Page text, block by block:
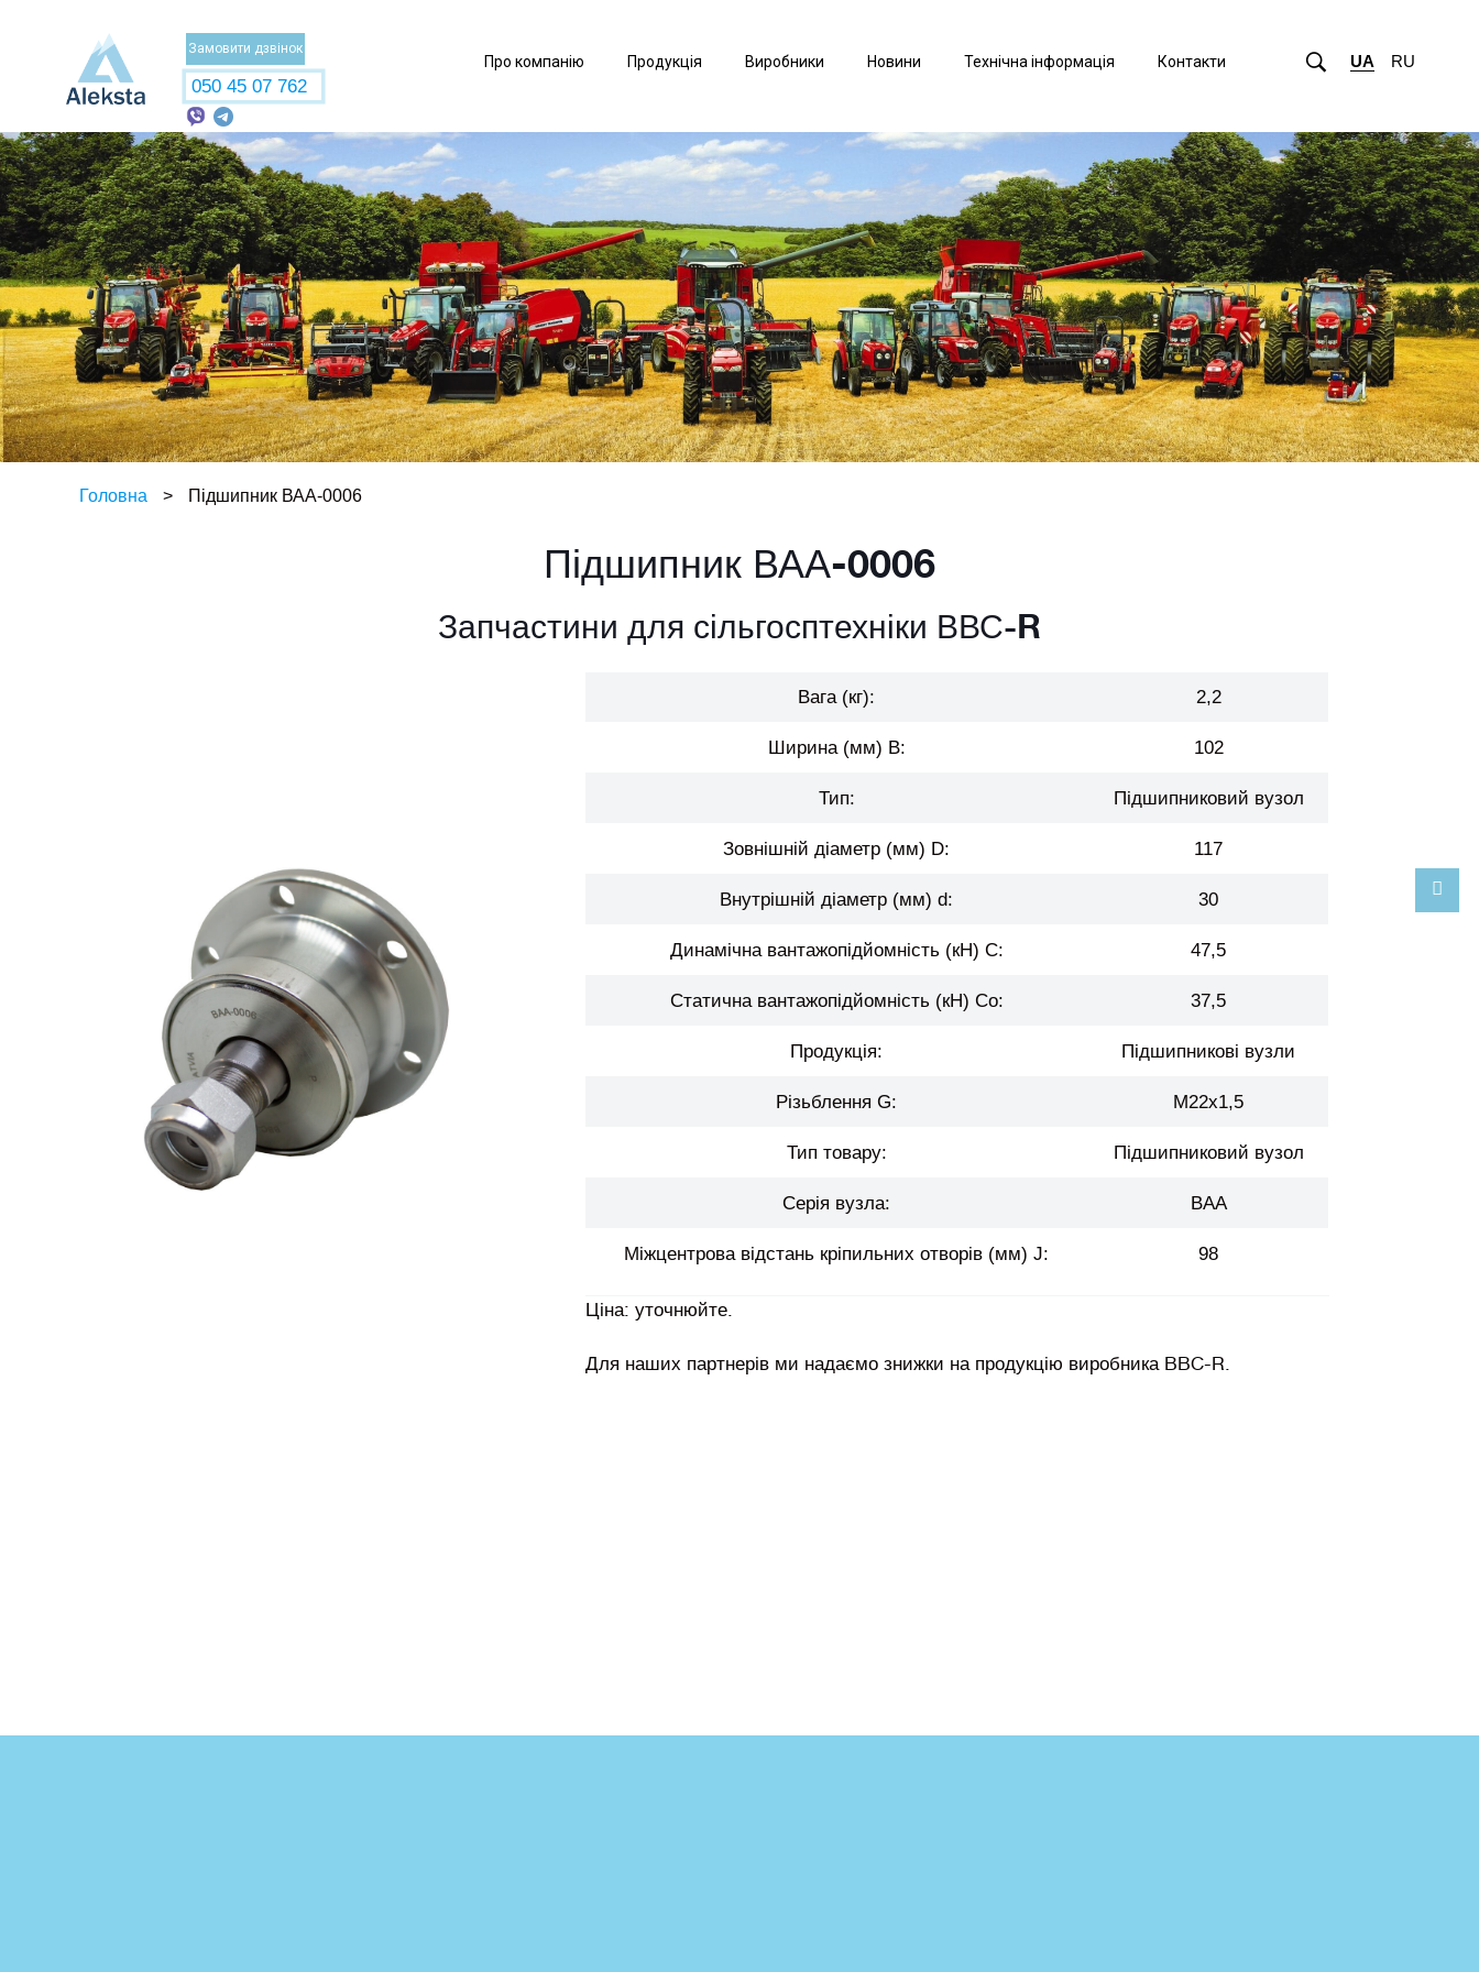
Замовити дзвінок
050 45 07 762
UA RU
Про компанію Продукція Виробники Новини Технічна інформація Контакти
Головна > Підшипник ВАА-0006
Підшипник ВАА-0006
Запчастини для сільгосптехніки ВВС-R
Вага (кг): 2,2
Ширина (мм) B: 102
Тип: Підшипниковий вузол
Зовнішній діаметр (мм) D: 117
Внутрішній діаметр (мм) d: 30
Динамічна вантажопідйомність (кН) C: 47,5
Статична вантажопідйомність (кН) Co: 37,5
Продукція: Підшипникові вузли
Різьблення G: M22x1,5
Тип товару: Підшипниковий вузол
Серія вузла: BAA
Міжцентрова відстань кріпильних отворів (мм) J: 98
Ціна: уточнюйте.
Для наших партнерів ми надаємо знижки на продукцію виробника BBC-R.